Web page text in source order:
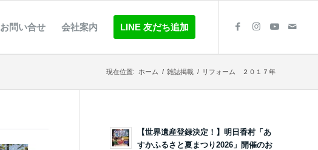
お問い合せ 会社案内 LINE 友だち追加
現在位置: ホーム / 雑誌掲載 / リフォーム ２０１７年
【世界遺産登録決定！】明日香村「あ
すかふるさと夏まつり2026」開催のお